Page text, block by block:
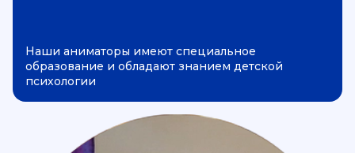
Наши аниматоры имеют специальное
образование и обладают знанием детской
психологии